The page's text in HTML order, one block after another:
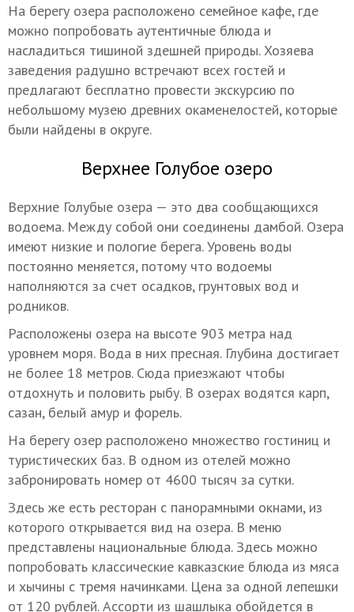
На берегу озера расположено семейное кафе, где
можно попробовать аутентичные блюда и
насладиться тишиной здешней природы. Хозяева
заведения радушно встречают всех гостей и
предлагают бесплатно провести экскурсию по
небольшому музею древних окаменелостей, которые
были найдены в округе.
Верхнее Голубое озеро
Верхние Голубые озера — это два сообщающихся
водоема. Между собой они соединены дамбой. Озера
имеют низкие и пологие берега. Уровень воды
постоянно меняется, потому что водоемы
наполняются за счет осадков, грунтовых вод и
родников.
Расположены озера на высоте 903 метра над
уровнем моря. Вода в них пресная. Глубина достигает
не более 18 метров. Сюда приезжают чтобы
отдохнуть и половить рыбу. В озерах водятся карп,
сазан, белый амур и форель.
На берегу озер расположено множество гостиниц и
туристических баз. В одном из отелей можно
забронировать номер от 4600 тысяч за сутки.
Здесь же есть ресторан с панорамными окнами, из
которого открывается вид на озера. В меню
представлены национальные блюда. Здесь можно
попробовать классические кавказские блюда из мяса
и хычины с тремя начинками. Цена за одной лепешки
от 120 рублей. Ассорти из шашлыка обойдется в